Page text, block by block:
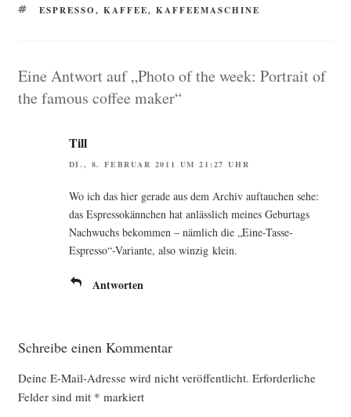
SCHLAGWÖRTER
ESPRESSO, KAFFEE, KAFFEEMASCHINE
Eine Antwort auf „Photo of the week: Portrait of
the famous coffee maker“
Till
DI., 8. FEBRUAR 2011 UM 21:27 UHR
Wo ich das hier gera­de aus dem Archiv auf­tau­chen sehe:
das Espres­so­känn­chen hat anläss­lich mei­nes Gebur­tags
Nach­wuchs bekom­men – näm­lich die „Eine-Tasse-
Espresso“-Variante, also win­zig klein.
Antworten
Schreibe einen Kommentar
Deine E-Mail-Adresse wird nicht veröffentlicht. Erforderliche
Felder sind mit * markiert